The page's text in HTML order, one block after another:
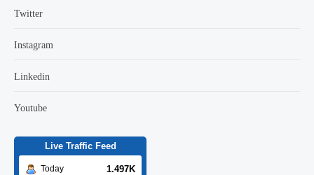
Twitter
Instagram
Linkedin
Youtube
Live Traffic Feed
Today 1.497K